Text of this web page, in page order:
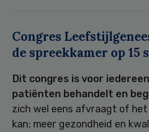
Congres
de spreekkamer op 15
Dit congres is voor
patiënten behandelt en
zich wel eens afvraagt of het
kan; meer gezondheid en